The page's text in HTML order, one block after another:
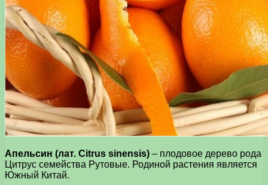
Апельсин (лат. Citrus sinensis) – плодовое дерево рода
Цитрус семейства Рутовые. Родиной растения является
Южный Китай.